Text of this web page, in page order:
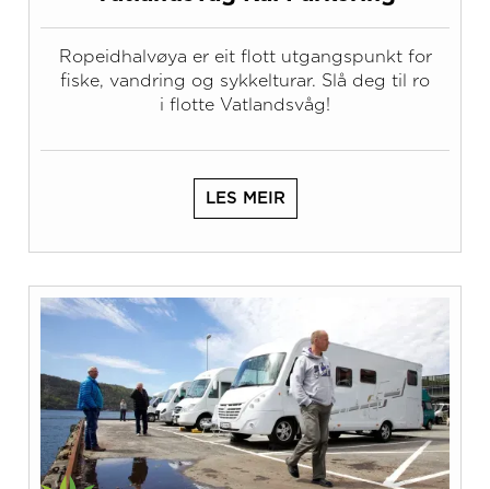
Ropeidhalvøya er eit flott utgangspunkt for
fiske, vandring og sykkelturar. Slå deg til ro
i flotte Vatlandsvåg!
LES MEIR